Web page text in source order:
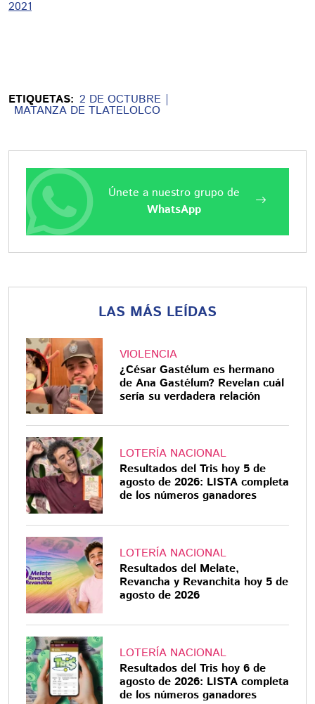
2021
ETIQUETAS: 2 DE OCTUBRE
MATANZA DE TLATELOLCO
Únete a nuestro grupo de
WhatsApp
LAS MÁS LEÍDAS
VIOLENCIA
¿César Gastélum es hermano
de Ana Gastélum? Revelan cuál
sería su verdadera relación
LOTERÍA NACIONAL
Resultados del Tris hoy 5 de
agosto de 2026: LISTA completa
de los números ganadores
LOTERÍA NACIONAL
Resultados del Melate,
Revancha y Revanchita hoy 5 de
agosto de 2026
LOTERÍA NACIONAL
Resultados del Tris hoy 6 de
agosto de 2026: LISTA completa
de los números ganadores